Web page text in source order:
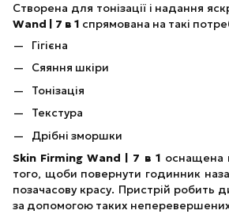
Створена для тонізації і надання
Wand | 7 в 1 спрямована на такі
Гігієна
Сяяння шкіри
Тонізація
Текстура
Дрібні зморшки
Skin Firming Wand | 7 в 1 оснащена
того, щоби повернути годинник
позачасову красу. Пристрій робить
за допомогою таких